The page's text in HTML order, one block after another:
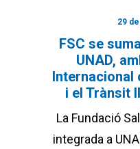
29
FSC se
UNAD,
Internacional
i el Trànsit
La Fundació
integrada a